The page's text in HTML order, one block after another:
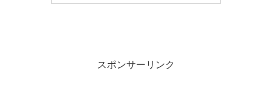
スポンサーリンク